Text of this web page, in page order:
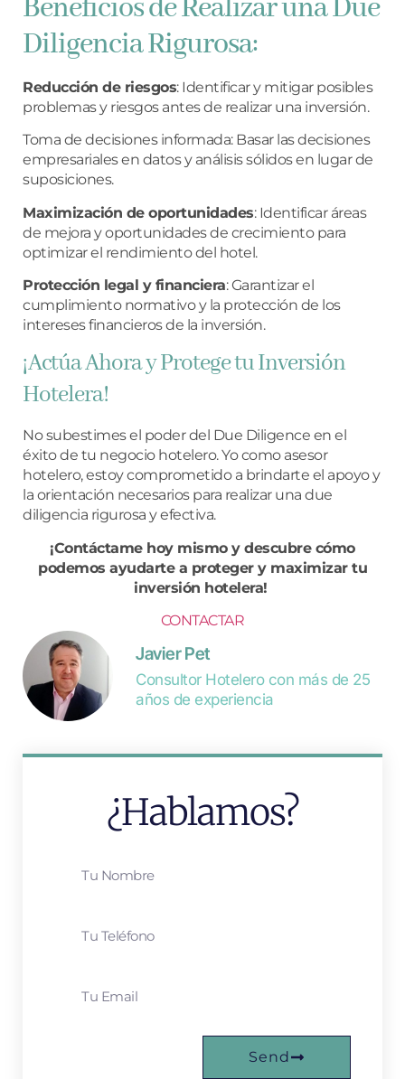
Beneficios de Realizar una Due
Diligencia Rigurosa:
Reducción de riesgos: Identificar y mitigar posibles
problemas y riesgos antes de realizar una inversión.
Toma de decisiones informada: Basar las decisiones
empresariales en datos y análisis sólidos en lugar de
suposiciones.
Maximización de oportunidades: Identificar áreas
de mejora y oportunidades de crecimiento para
optimizar el rendimiento del hotel.
Protección legal y financiera: Garantizar el
cumplimiento normativo y la protección de los
intereses financieros de la inversión.
¡Actúa Ahora y Protege tu Inversión
Hotelera!
No subestimes el poder del Due Diligence en el
éxito de tu negocio hotelero. Yo como asesor
hotelero, estoy comprometido a brindarte el apoyo y
la orientación necesarios para realizar una due
diligencia rigurosa y efectiva.
¡Contáctame hoy mismo y descubre cómo
podemos ayudarte a proteger y maximizar tu
inversión hotelera!
CONTACTAR
Javier Pet
Consultor Hotelero con más de 25
años de experiencia
¿Hablamos?
Send